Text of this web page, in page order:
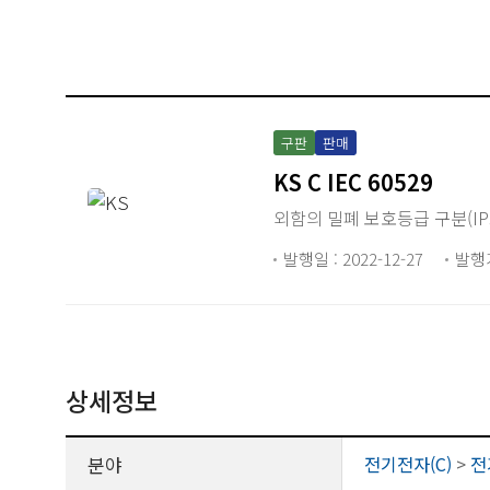
구판 판매
KS C IEC 60529
외함의 밀폐 보호등급 구분
발행일 : 2022-12-27 발
상세정보
분야 전기전자(C) >